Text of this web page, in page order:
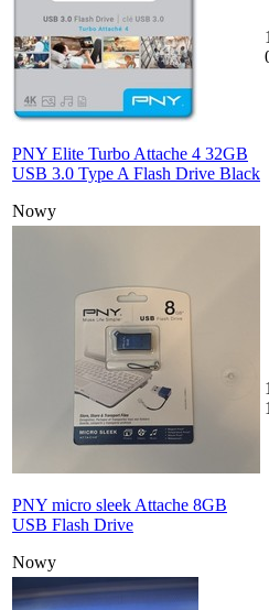
PNY Elite Turbo Attache 4 32GB
USB 3.0 Type A Flash Drive Black
Nowy
PNY micro sleek Attache 8GB
USB Flash Drive
Nowy